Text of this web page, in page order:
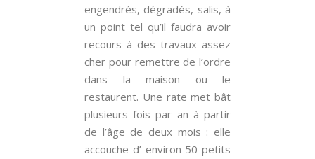
engendrés, dégradés, salis, à
un point tel qu’il faudra avoir
recours à des travaux assez
cher pour remettre de l’ordre
dans la maison ou le
restaurent. Une rate met bât
plusieurs fois par an à partir
de l’âge de deux mois : elle
accouche d’ environ 50 petits